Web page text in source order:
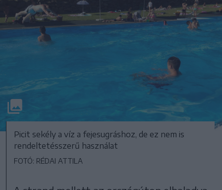
Picit sekély a víz a fejesugráshoz, de ez nem is
rendeltetésszerű használat
FOTÓ: RÉDAI ATTILA